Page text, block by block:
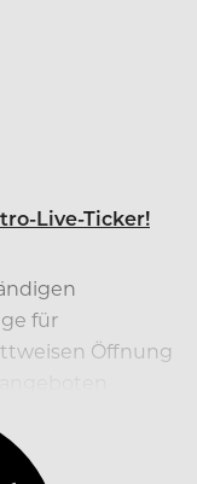
Live-Ticker!
für
Öffnung